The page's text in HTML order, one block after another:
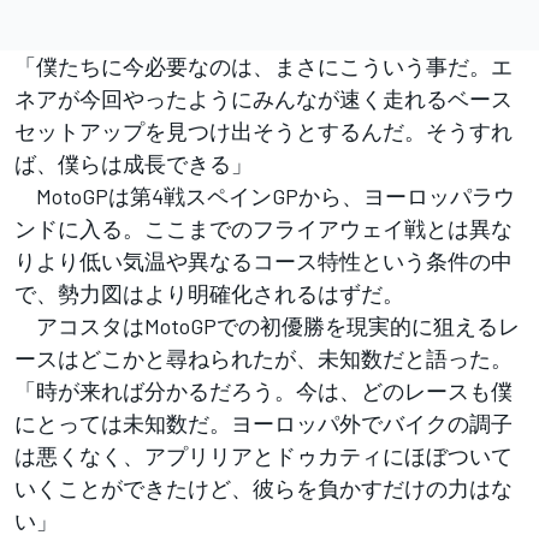
「僕たちに今必要なのは、まさにこういう事だ。エ
ネアが今回やったようにみんなが速く走れるベース
セットアップを見つけ出そうとするんだ。そうすれ
ば、僕らは成長できる」
MotoGPは第4戦スペインGPから、ヨーロッパラウ
ンドに入る。ここまでのフライアウェイ戦とは異な
りより低い気温や異なるコース特性という条件の中
で、勢力図はより明確化されるはずだ。
アコスタはMotoGPでの初優勝を現実的に狙えるレ
ースはどこかと尋ねられたが、未知数だと語った。
「時が来れば分かるだろう。今は、どのレースも僕
にとっては未知数だ。ヨーロッパ外でバイクの調子
は悪くなく、アプリリアとドゥカティにほぼついて
いくことができたけど、彼らを負かすだけの力はな
い」